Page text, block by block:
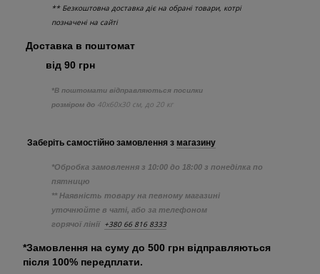
** Безкоштовна доставка діє на обрані товари, котрі
позначені на сайті
Доставка в поштомат
від 90 грн
*В поштомати відправляються посилки
розміром до 40х60х30 см, до 20 кг
Заберіть самостійно замовлення з магазину
*Обробка замовлення з 10:00 до 18:00 з понеділка по
пятницю
** Наявність товару на певному магазині
уточнюйте в чаті, або за телефоном
горячої лінії +380 66 816 8333
*Замовлення на суму до 500 грн відправляються
після 100% передплати.